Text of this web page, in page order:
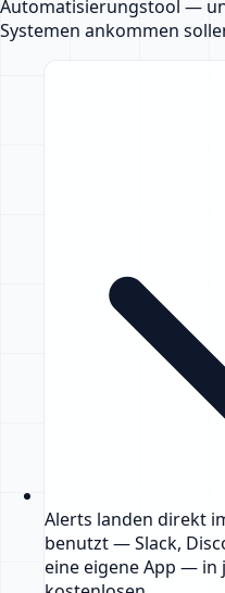
Automatisierungstool —
Systemen ankommen
Alerts landen direkt
benutzt — Slack,
eine eigene App — in